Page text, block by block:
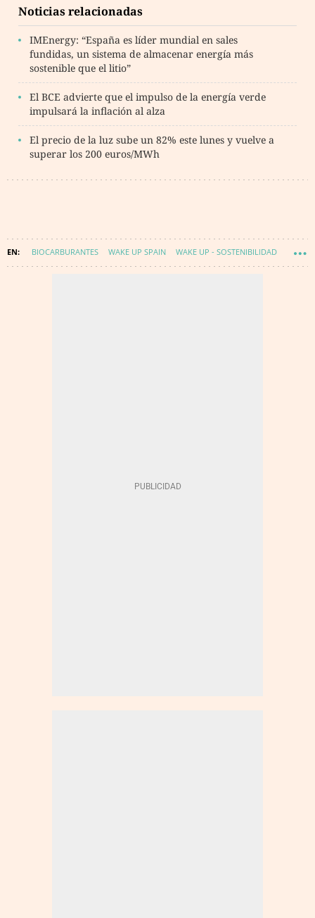
Noticias relacionadas
IMEnergy: “España es líder mundial en sales
fundidas, un sistema de almacenar energía más
sostenible que el litio”
El BCE advierte que el impulso de la energía verde
impulsará la inflación al alza
El precio de la luz sube un 82% este lunes y vuelve a
superar los 200 euros/MWh
BIOCARBURANTES WAKE UP SPAIN WAKE UP - SOSTENIBILIDAD